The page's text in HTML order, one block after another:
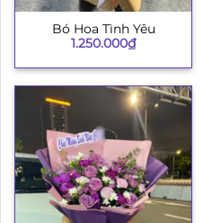
Bó Hoa Tình Yêu
1.250.000₫